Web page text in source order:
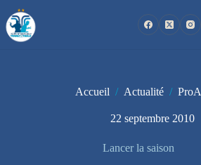
au
contenu
Accueil / Actualité / ProA
22 septembre 2010
Lancer la saison